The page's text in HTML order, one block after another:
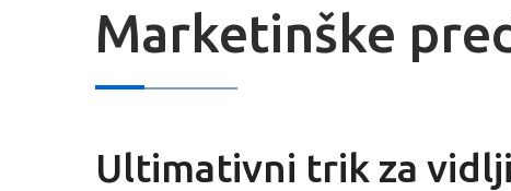
Marketinške
Ultimativni trik za